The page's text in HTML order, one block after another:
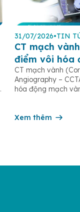
31/07/2026•TIN
CT mạch
điểm vôi hóa
vành (CAC):
hiện?
CT mạch vành
Angiography –
hóa động mạch
phát hiện sớm
Xem thêm